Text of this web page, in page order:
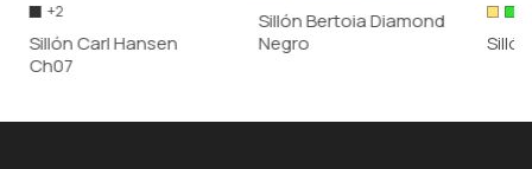
+2
Sillón Carl Hansen
Ch07
Sillón Bertoia Diamond
Negro